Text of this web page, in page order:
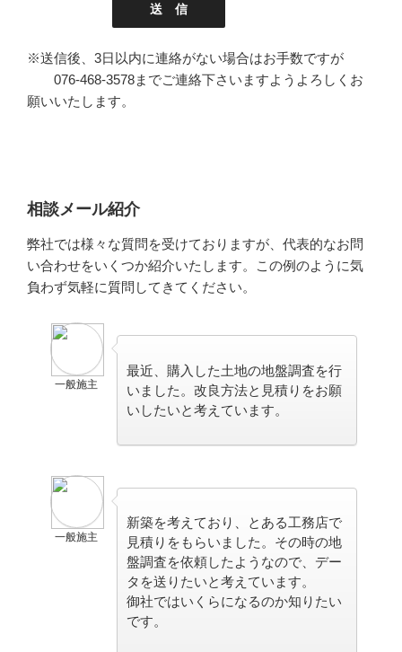
※送信後、3日以内に連絡がない場合はお手数ですが
076-468-3578までご連絡下さいますようよろしくお
願いいたします。
相談メール紹介
弊社では様々な質問を受けておりますが、代表的なお問
い合わせをいくつか紹介いたします。この例のように気
負わず気軽に質問してきてください。
一般施主
最近、購入した土地の地盤調査を行
いました。改良方法と見積りをお願
いしたいと考えています。
一般施主
新築を考えており、とある工務店で
見積りをもらいました。その時の地
盤調査を依頼したようなので、デー
タを送りたいと考えています。
御社ではいくらになるのか知りたい
です。